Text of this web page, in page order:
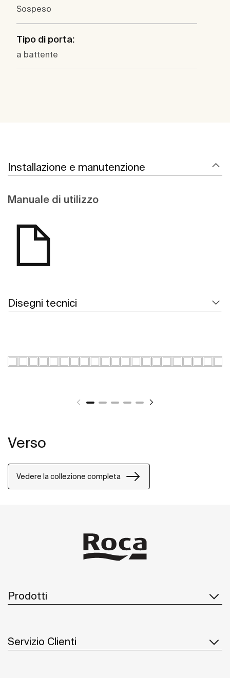
Sospeso
Tipo di porta:
a battente
Installazione e manutenzione
Manuale di utilizzo
Disegni tecnici
Verso
Vedere la collezione completa
Prodotti
Servizio Clienti